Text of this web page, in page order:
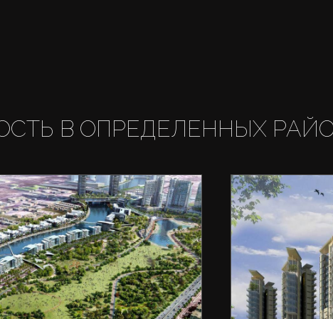
В ОПРЕДЕЛЕННЫХ